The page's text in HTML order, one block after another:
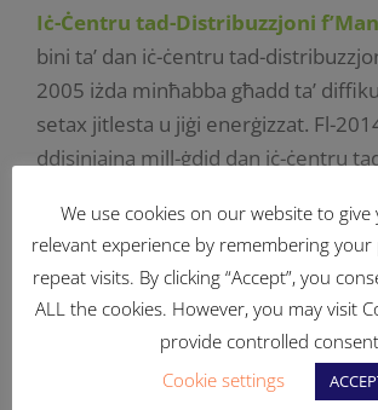
Iċ-Ċentru tad-Distribuzzjoni
bini ta’ dan iċ-ċentru tad-
2005 iżda minħabba għadd ta’
setax jitlesta u jiġi enerġizzat. Fl-
ddisinjajna mill-ġdid dan iċ-ċentru
neċessarji u bdejna l-installazzjoni
tiegħu, inklużi tliet transformers ta’
33/11 kV, switchgear ta’ 33 kV u
kV li jikkontrollaw 13-il feeder li
provvista tal-elettriku lil numru ta’
fosthom l-Imsida, Ta’ Xbiex, Il-Gżira,
We use cookies on our website to
relevant experience by remembering
repeat visits. By clicking “Accept”, you
ALL the cookies. However, you may visit
provide controlled
Cookie settings